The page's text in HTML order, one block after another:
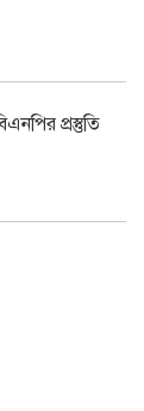
প্রস্তুতি